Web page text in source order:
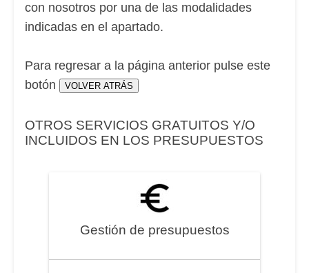
con nosotros por una de las modalidades
indicadas en el apartado.
Para regresar a la página anterior pulse este
botón
OTROS SERVICIOS GRATUITOS Y/O
INCLUIDOS EN LOS PRESUPUESTOS
Gestión de presupuestos